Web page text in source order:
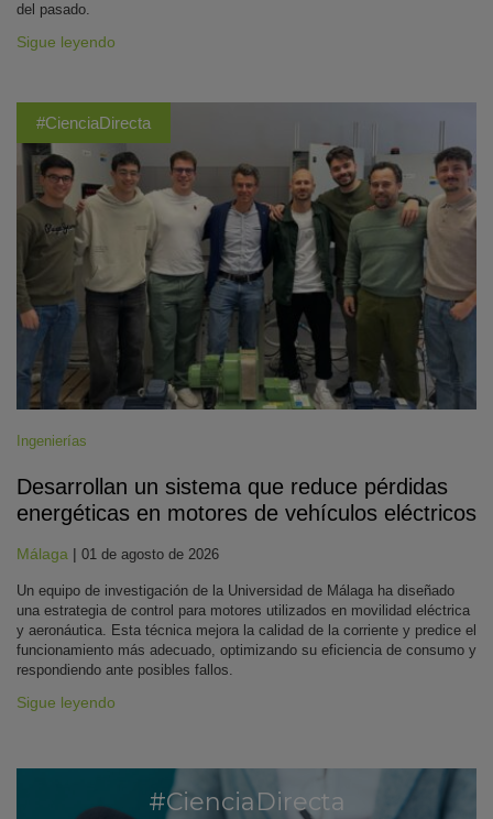
del pasado.
Sigue leyendo
#CienciaDirecta
Ingenierías
Desarrollan un sistema que reduce pérdidas
energéticas en motores de vehículos eléctricos
Málaga | 01 de agosto de 2026
Un equipo de investigación de la Universidad de Málaga ha diseñado
una estrategia de control para motores utilizados en movilidad eléctrica
y aeronáutica. Esta técnica mejora la calidad de la corriente y predice el
funcionamiento más adecuado, optimizando su eficiencia de consumo y
respondiendo ante posibles fallos.
Sigue leyendo
#CienciaDirecta